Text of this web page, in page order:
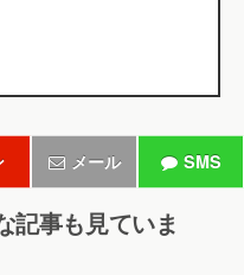
メール SMS
記事も見ていま